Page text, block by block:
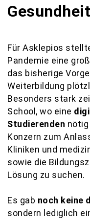
Für Asklepios
Pandemie eine
das bisherige
Weiterbildung
Besonders stark
School, wo eine
Studierenden nötig
Konzern zum
Kliniken und
sowie die
Lösung zu suchen.
Es gab noch keine
sondern lediglich